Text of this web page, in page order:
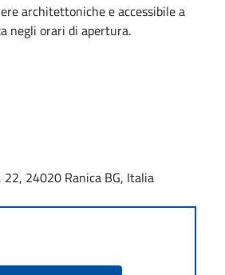
architettoniche e accessibile a
negli orari di apertura.
22, 24020 Ranica BG, Italia